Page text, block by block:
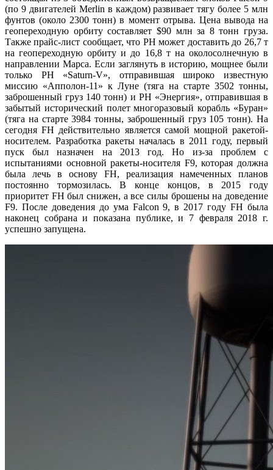
(по 9 двигателей Merlin в каждом) развивает тягу более 5 млн
фунтов (около 2300 тонн) в момент отрыва. Цена вывода на
геопереходную орбиту составляет $90 млн за 8 тонн груза.
Также прайс-лист сообщает, что РН может доставить до 26,7 т
на геопереходную орбиту и до 16,8 т на околосолнечную в
направлении Марса. Если заглянуть в историю, мощнее были
только РН «Saturn-V», отправившая широко известную
миссию «Апполон-11» к Луне (тяга на старте 3502 тонны,
заброшенный груз 140 тонн) и РН «Энергия», отправившая в
забытый исторический полет многоразовый корабль «Буран»
(тяга на старте 3984 тонны, заброшенный груз 105 тонн). На
сегодня FH действительно является самой мощной ракетой-
носителем. Разработка ракеты началась в 2011 году, первый
пуск был назначен на 2013 год. Но из-за проблем с
испытаниями основной ракеты-носителя F9, которая должна
была лечь в основу FH, реализация намеченных планов
постоянно тормозилась. В конце концов, в 2015 году
приоритет FH был снижен, а все силы брошены на доведение
F9. После доведения до ума Falcon 9, в 2017 году FH была
наконец собрана и показана публике, и 7 февраля 2018 г.
успешно запущена.